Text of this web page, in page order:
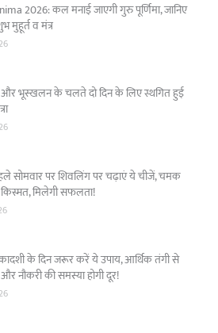
2026: कल मनाई जाएगी गुरु पूर्णिमा, जानिए
मुहूर्त व मंत्र
और भूस्खलन के चलते दो दिन के लिए स्थगित हुई
सोमवार पर शिवलिंग पर चढ़ाएं ये चीजें, चमक
किस्मत, मिलेगी सफलता!
के दिन जरूर करें ये उपाय, आर्थिक तंगी से
नौकरी की समस्या होगी दूर!